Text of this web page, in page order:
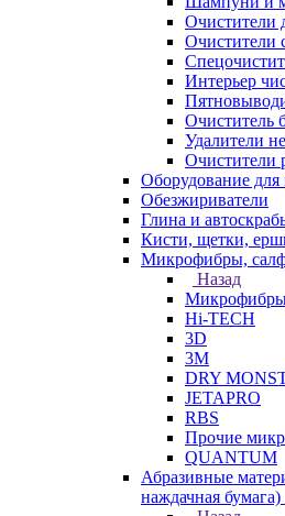
Очистители
Очистители
Интерьер
Очиститель
Удалители
Очистители
Оборудование
Обезжириватели
Глина и
Кисти, щетки,
Микрофибры,
Назад
Hi-TECH
3D
3М
DRY
JETAPRO
RBS
Прочие
QUANTUM
Абразивные
наждачная бумага)